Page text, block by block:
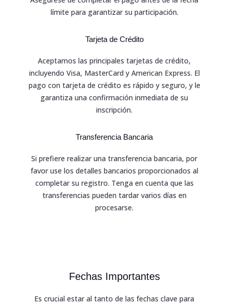
límite para garantizar su participación.
Tarjeta de Crédito
Aceptamos las principales tarjetas de crédito,
incluyendo Visa, MasterCard y American Express. El
pago con tarjeta de crédito es rápido y seguro, y le
garantiza una confirmación inmediata de su
inscripción.
Transferencia Bancaria
Si prefiere realizar una transferencia bancaria, por
favor use los detalles bancarios proporcionados al
completar su registro. Tenga en cuenta que las
transferencias pueden tardar varios días en
procesarse.
Fechas Importantes
Es crucial estar al tanto de las fechas clave para